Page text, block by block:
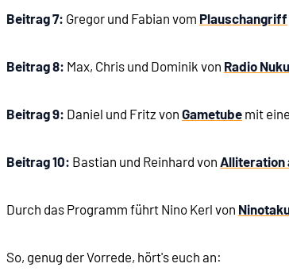
Beitrag 7: Gregor und Fabian vom Plauschangriff
Beitrag 8: Max, Chris und Dominik von Radio
Beitrag 9: Daniel und Fritz von Gametube mit
Beitrag 10: Bastian und Reinhard von Alliteration
Durch das Programm führt Nino Kerl von
So, genug der Vorrede, hört's euch an: